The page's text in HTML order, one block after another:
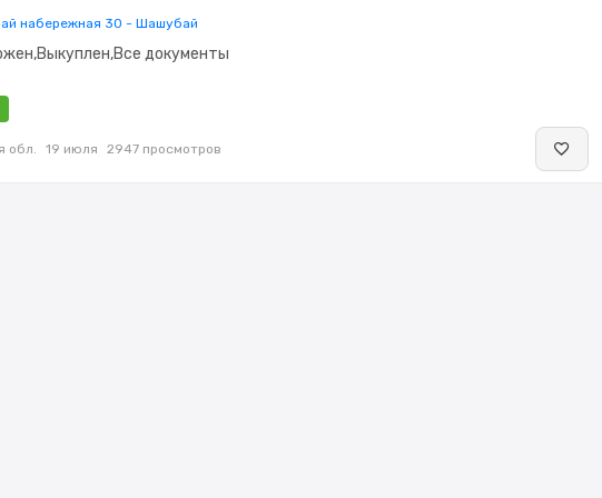
набережная 30 - Шашубай
документы
обл. 19 июля 2947 просмотров